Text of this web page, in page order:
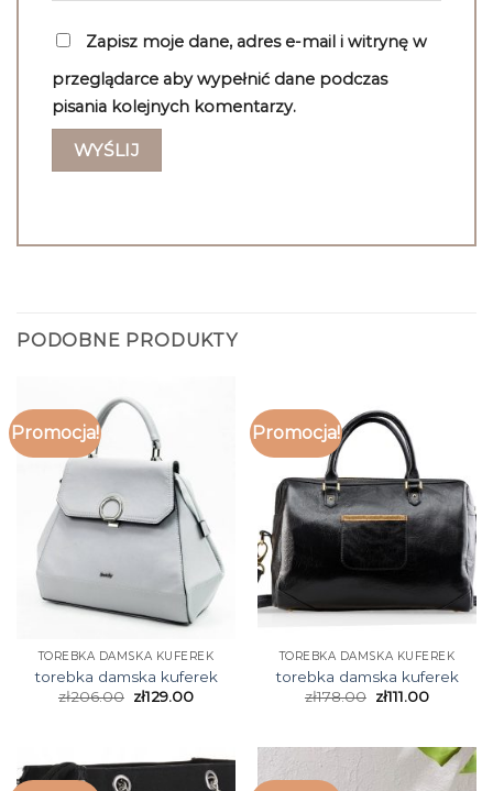
Zapisz moje dane, adres e-mail i witrynę w
przeglądarce aby wypełnić dane podczas
pisania kolejnych komentarzy.
PODOBNE PRODUKTY
Promocja!
TOREBKA DAMSKA KUFEREK
torebka damska kuferek
zł206.00 zł129.00
Promocja!
TOREBKA DAMSKA KUFEREK
torebka damska kuferek
zł178.00 zł111.00